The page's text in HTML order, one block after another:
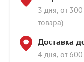
3 дня, от 300
товара)
Доставка
4 дня, от 600